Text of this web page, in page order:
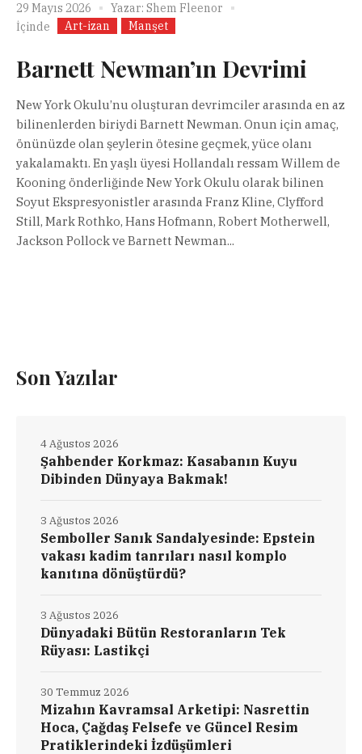
29 Mayıs 2026 Yazar: Shem Fleenor
İçinde
Art-izan Manşet
Barnett Newman’ın Devrimi
New York Okulu’nu oluşturan devrimciler arasında en az
bilinenlerden biriydi Barnett Newman. Onun için amaç,
önünüzde olan şeylerin ötesine geçmek, yüce olanı
yakalamaktı. En yaşlı üyesi Hollandalı ressam Willem de
Kooning önderliğinde New York Okulu olarak bilinen
Soyut Ekspresyonistler arasında Franz Kline, Clyfford
Still, Mark Rothko, Hans Hofmann, Robert Motherwell,
Jackson Pollock ve Barnett Newman...
Son Yazılar
Şahbender Korkmaz: Kasabanın Kuyu
Dibinden Dünyaya Bakmak!
4 Ağustos 2026
Semboller Sanık Sandalyesinde: Epstein
vakası kadim tanrıları nasıl komplo
kanıtına dönüştürdü?
3 Ağustos 2026
Dünyadaki Bütün Restoranların Tek
Rüyası: Lastikçi
3 Ağustos 2026
Mizahın Kavramsal Arketipi: Nasrettin
Hoca, Çağdaş Felsefe ve Güncel Resim
Pratiklerindeki İzdüşümleri
30 Temmuz 2026